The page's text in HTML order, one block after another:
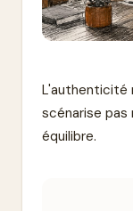
L'authenticité
scénarise pas
équilibre.